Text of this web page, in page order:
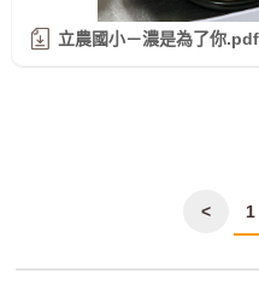
立農國小－濃是為了你.pdf
< 1